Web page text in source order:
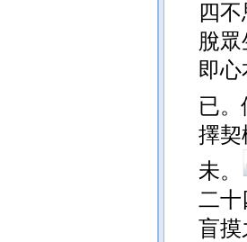
四
脫
即
已
擇契
未。
二十
盲摸